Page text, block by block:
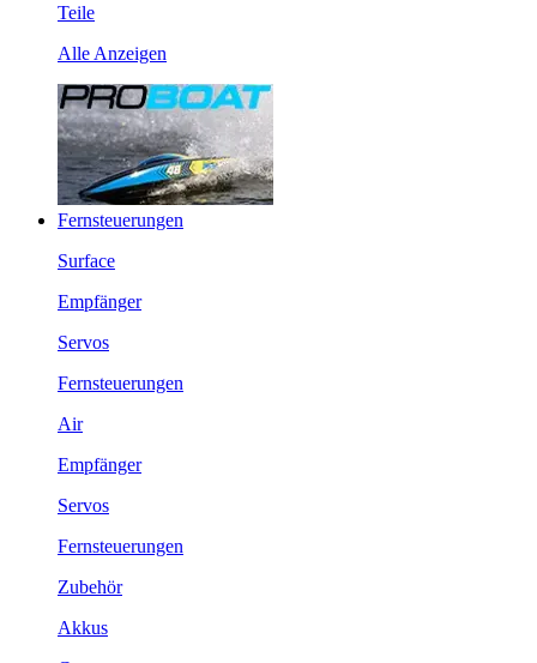
Teile
Alle Anzeigen
Fernsteuerungen
Surface
Empfänger
Servos
Fernsteuerungen
Air
Empfänger
Servos
Fernsteuerungen
Zubehör
Akkus